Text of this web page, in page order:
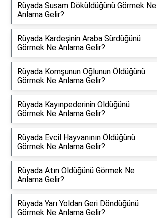
Rüyada Susam Döküldüğünü Görmek Ne
Anlama Gelir?
Rüyada Kardeşinin Araba Sürdüğünü
Görmek Ne Anlama Gelir?
Rüyada Komşunun Oğlunun Öldüğünü
Görmek Ne Anlama Gelir?
Rüyada Kayınpederinin Öldüğünü
Görmek Ne Anlama Gelir?
Rüyada Evcil Hayvanının Öldüğünü
Görmek Ne Anlama Gelir?
Rüyada Atın Öldüğünü Görmek Ne
Anlama Gelir?
Rüyada Yarı Yoldan Geri Döndüğünü
Görmek Ne Anlama Gelir?